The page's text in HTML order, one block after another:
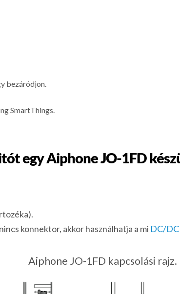
bezáródjon.
SmartThings.
egy Aiphone JO-1FD
konnektor, akkor használhatja a mi DC/
Aiphone JO-1FD kapcsolási rajz.